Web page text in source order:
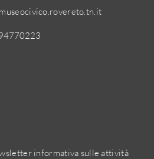
informativa sulle attività